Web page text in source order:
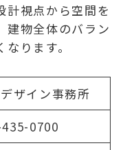
計視点から空間を
建物全体のバラン
ります。
ザイン事務所
0700